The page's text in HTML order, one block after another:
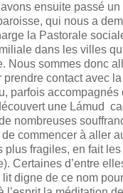
avons ensuite passé
qui nous a
la Pastorale
dans les villes
Nous sommes donc
prendre contact avec
parfois accompagnés
une Lámud
nombreuses
commencer à aller
plus fragiles, en fait
Certaines d’entre
digne de ce nom